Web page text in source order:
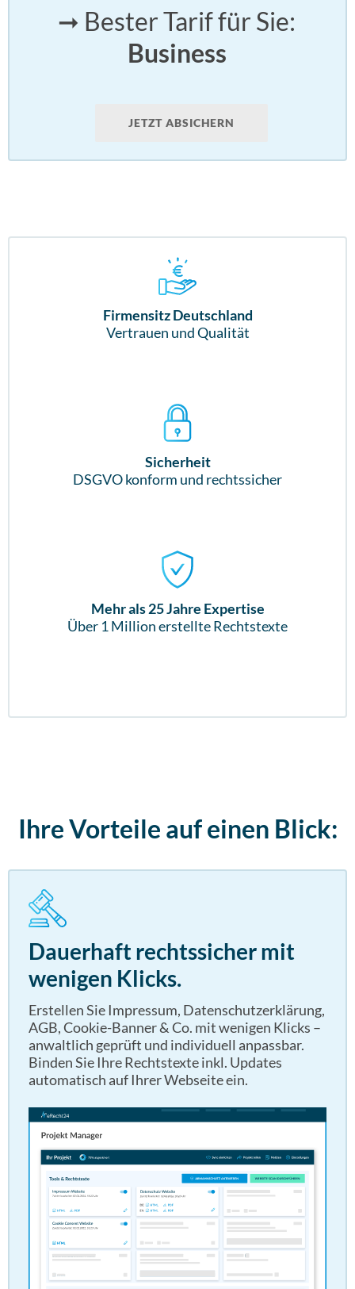
➞ Bester Tarif für Sie:
Business
JETZT ABSICHERN
Firmensitz Deutschland
Vertrauen und Qualität
Sicherheit
DSGVO konform und rechtssicher
Mehr als 25 Jahre Expertise
Über 1 Million erstellte Rechtstexte
Ihre Vorteile auf einen Blick:
Dauerhaft rechtssicher mit
wenigen Klicks.
Erstellen Sie Impressum, Datenschutzerklärung,
AGB, Cookie-Banner & Co. mit wenigen Klicks –
anwaltlich geprüft und individuell anpassbar.
Binden Sie Ihre Rechtstexte inkl. Updates
automatisch auf Ihrer Webseite ein.